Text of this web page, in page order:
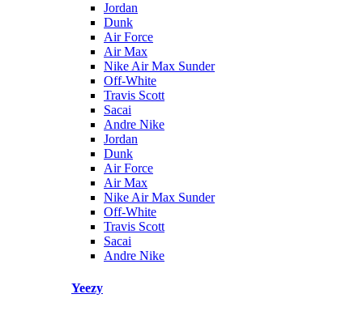
Jordan
Dunk
Air Force
Air Max
Nike Air Max Sunder
Off-White
Travis Scott
Sacai
Andre Nike
Jordan
Dunk
Air Force
Air Max
Nike Air Max Sunder
Off-White
Travis Scott
Sacai
Andre Nike
Yeezy